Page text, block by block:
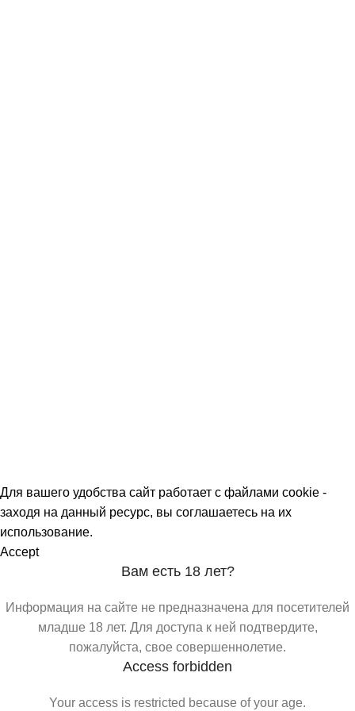
Для вашего удобства сайт работает с файлами cookie -
заходя на данный ресурс, вы соглашаетесь на их
использование.
Accept
Вам есть 18 лет?
Информация на сайте не предназначена для посетителей
младше 18 лет. Для доступа к ней подтвердите,
пожалуйста, свое совершеннолетие.
Access forbidden
Your access is restricted because of your age.